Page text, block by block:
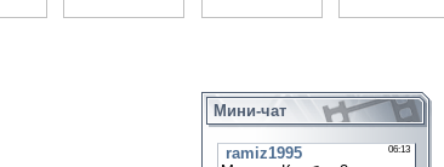
Мини-чат